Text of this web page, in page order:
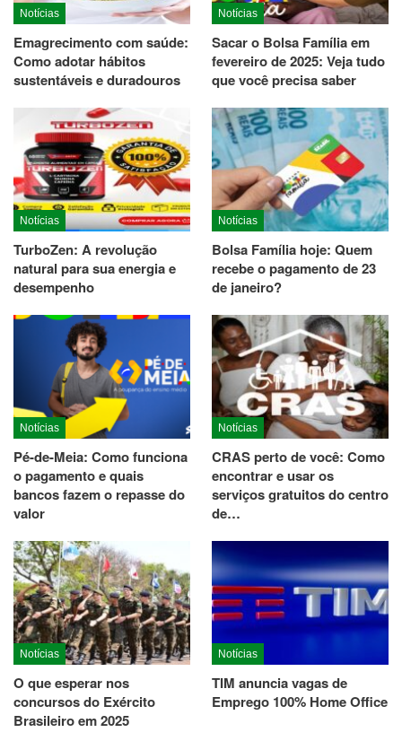
Notícias
Emagrecimento com saúde:
Como adotar hábitos
sustentáveis e duradouros
Notícias
Sacar o Bolsa Família em
fevereiro de 2025: Veja tudo
que você precisa saber
Notícias
TurboZen: A revolução
natural para sua energia e
desempenho
Notícias
Bolsa Família hoje: Quem
recebe o pagamento de 23
de janeiro?
Notícias
Pé-de-Meia: Como funciona
o pagamento e quais
bancos fazem o repasse do
valor
Notícias
CRAS perto de você: Como
encontrar e usar os
serviços gratuitos do centro
de…
Notícias
O que esperar nos
concursos do Exército
Brasileiro em 2025
Notícias
TIM anuncia vagas de
Emprego 100% Home Office